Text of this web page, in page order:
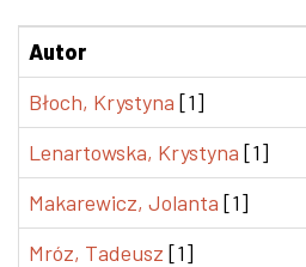
Autor
Błoch, Krystyna [1]
Lenartowska, Krystyna [1]
Makarewicz, Jolanta [1]
Mróz, Tadeusz [1]